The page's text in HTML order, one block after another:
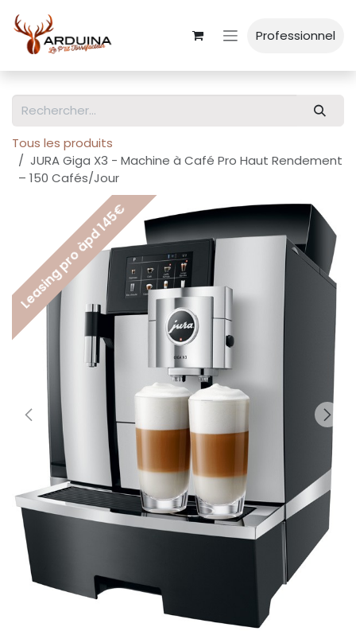
Professionnel
Tous les produits
JURA Giga X3 - Machine à Café Pro Haut Rendement
– 150 Cafés/Jour
Leasing pro àpd 145€